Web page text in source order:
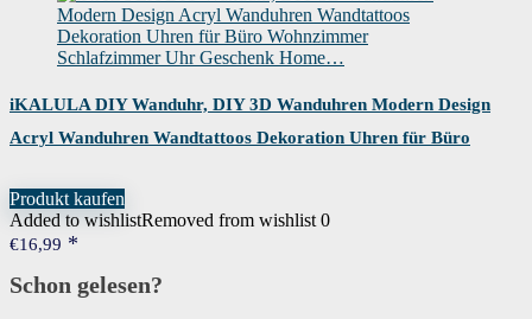
iKALULA DIY Wanduhr, DIY 3D Wanduhren Modern Design
Acryl Wanduhren Wandtattoos Dekoration Uhren für Büro
Produkt kaufen
Added to wishlistRemoved from wishlist 0
€16,99
Schon gelesen?